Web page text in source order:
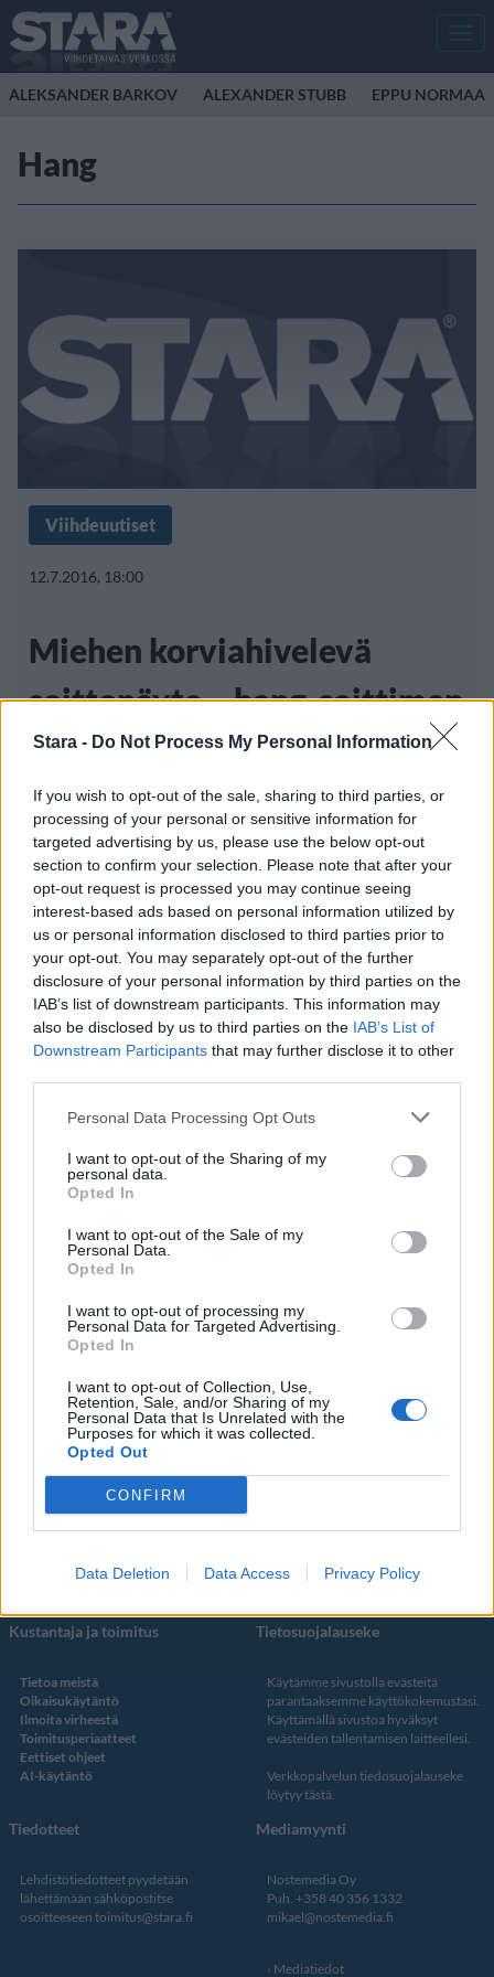
Stara - Do Not Process My Personal Information
If you wish to opt-out of the sale, sharing to third parties, or
processing of your personal or sensitive information for
targeted advertising by us, please use the below opt-out
section to confirm your selection. Please note that after your
opt-out request is processed you may continue seeing
interest-based ads based on personal information utilized by
us or personal information disclosed to third parties prior to
your opt-out. You may separately opt-out of the further
disclosure of your personal information by third parties on the
IAB’s list of downstream participants. This information may
also be disclosed by us to third parties on the IAB’s List of
Downstream Participants that may further disclose it to other
Personal Data Processing Opt Outs
I want to opt-out of the Sharing of my
personal data.
Opted In
I want to opt-out of the Sale of my
Personal Data.
Opted In
I want to opt-out of processing my
Personal Data for Targeted Advertising.
Opted In
I want to opt-out of Collection, Use,
Retention, Sale, and/or Sharing of my
Personal Data that Is Unrelated with the
Purposes for which it was collected.
Opted Out
CONFIRM
Data Deletion Data Access Privacy Policy
ALEKSANDER BARKOV ALEXANDER STUBB EPPU
Hang
Viihdeuutiset
12.7.2016, 18:00
Miehen korviahivelevä
soittonäyte – hang-soittimen
ääni saa huokaamaan
Saksalaisen PANArt Hangbau -yhtiön
kehittelemä hang-soitin on teräksestä
valmistettu instrumentti.
Info
Tietosuojalauseke
Mediatiedot
RSS-ohje
Yhteistyössä
Jocka
Päivän Lehti
Lifestyle
Koti & Asuminen
Viihde
StaraTV
Autot
Elokuvat
Some
YouTube
Instagram
Twitter
Kustantaja ja toimitus
Tietoa meistä
Oikaisukäytäntö
Ilmoita virheestä
Toimitusperiaatteet
Eettiset ohjeet
AI-käytäntö
Tietosuojalauseke
Käytämme sivustolla evästeitä
parantaaksemme käyttökokemustasi.
Käyttämällä sivustoa hyväksyt
evästeiden tallentamisen laitteellesi.
Verkkopalvelun tiedosuojalauseke
löytyy tästä
Tiedotteet
Lehdistötiedotteet pyydetään
lähettämään sähköpostitse
osoitteeseen toimitus@stara.fi
Mediamyynti
Nostemedia Oy
Puh. +358 40 356 1332
mikael@nostemedia.fi
Mediatiedot